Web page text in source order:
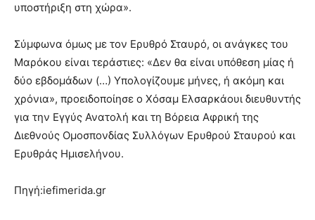
υποστήριξη στη χώρα».
Σύμφωνα όμως με τον Ερυθρό Σταυρό, οι ανάγκες του
Μαρόκου είναι τεράστιες: «Δεν θα είναι υπόθεση μίας ή
δύο εβδομάδων (…) Υπολογίζουμε μήνες, ή ακόμη και
χρόνια», προειδοποίησε ο Χόσαμ Ελσαρκάουι διευθυντής
για την Εγγύς Ανατολή και τη Βόρεια Αφρική της
Διεθνούς Ομοσπονδίας Συλλόγων Ερυθρού Σταυρού και
Ερυθράς Ημισελήνου.
Πηγή:iefimerida.gr